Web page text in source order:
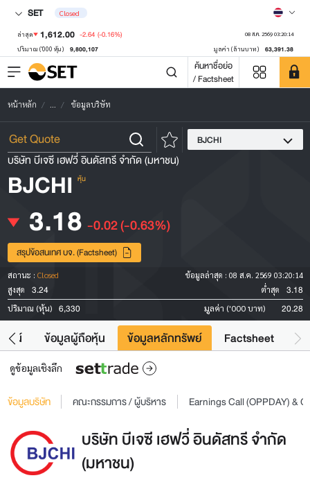
SET Closed
ล่าสุด 1,612.00 -2.64 (-0.16%) 08 ส.ค. 2569 03:20:14
ปริมาณ ('000 หุ้น) 9,800,107 มูลค่า (ล้านบาท) 63,391.38
ค้นหาชื่อย่อ
/ Factsheet
หน้าหลัก ... ข้อมูลบริษัท
BJCHI
บริษัท บีเจซี เฮฟวี่ อินดัสทรี จำกัด (มหาชน)
BJCHI หุ้น
3.18 -0.02(-0.63%)
สรุปข้อสนเทศ บจ. (Factsheet)
สถานะ : Closed ข้อมูลล่าสุด : 08 ส.ค. 2569 03:20:14
สูงสุด
3.24 ต่ำสุด 3.18
ปริมาณ (หุ้น) 6,330 มูลค่า ('000 บาท) 20.28
ยชน์ ข้อมูลผู้ถือหุ้น ข้อมูลหลักทรัพย์ Factsheet
ดูข้อมูลเชิงลึก
ข้อมูลบริษัท คณะกรรมการ / ผู้บริหาร Earnings Call (OPPDAY) &
บริษัท บีเจซี เฮฟวี่ อินดัสทรี จำกัด
(มหาชน)